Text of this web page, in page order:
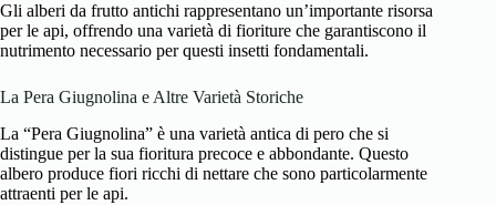
Gli alberi da frutto antichi rappresentano un’importante risorsa
per le api, offrendo una varietà di fioriture che garantiscono il
nutrimento necessario per questi insetti fondamentali.
La Pera Giugnolina e Altre Varietà Storiche
La “Pera Giugnolina” è una varietà antica di pero che si
distingue per la sua fioritura precoce e abbondante. Questo
albero produce fiori ricchi di nettare che sono particolarmente
attraenti per le api.